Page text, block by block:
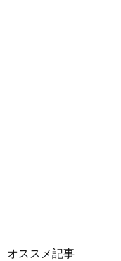
オススメ記事